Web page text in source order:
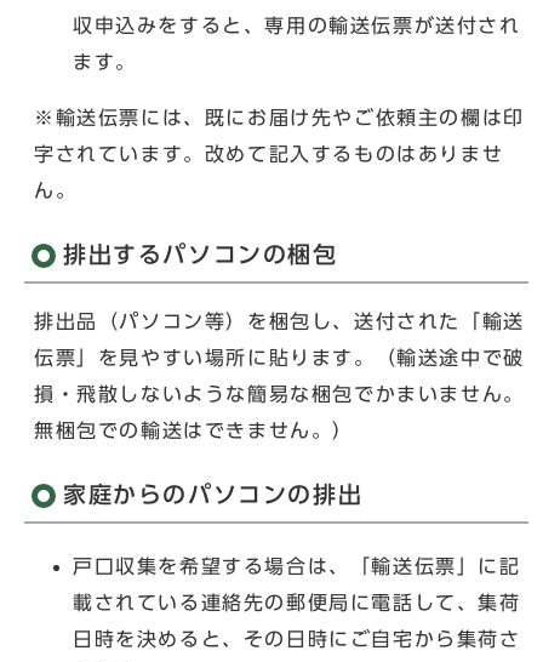
収申込みをすると、専用の輸送伝票が送付され
ます。
※輸送伝票には、既にお届け先やご依頼主の欄は印
字されています。改めて記入するものはありませ
ん。
排出するパソコンの梱包
排出品（パソコン等）を梱包し、送付された「輸送
伝票」を見やすい場所に貼ります。（輸送途中で破
損・飛散しないような簡易な梱包でかまいません。
無梱包での輸送はできません。）
家庭からのパソコンの排出
戸口収集を希望する場合は、「輸送伝票」に記
載されている連絡先の郵便局に電話して、集荷
日時を決めると、その日時にご自宅から集荷さ